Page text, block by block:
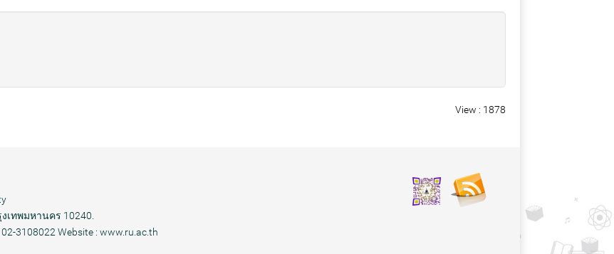
View : 1878
เทพมหานคร 10240.
3108022 Website : www.ru.ac.th